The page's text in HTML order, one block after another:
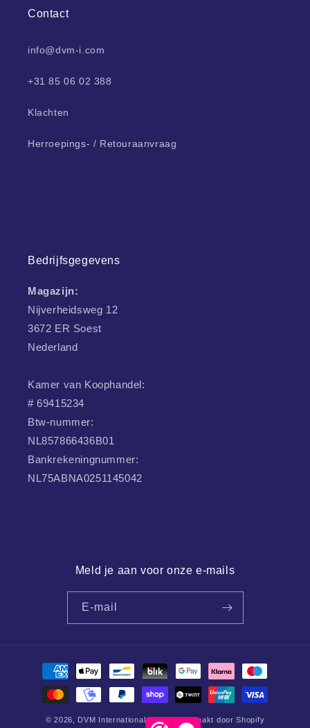
Contact
info@dvm-i.com
+31 85 06 02 388
Klachten
Herroepings- / Retouraanvraag
Bedrijfsgegevens
Magazijn:
Nijverheidsweg 12
3672 ER Soest
Nederland
Kamer van Koophandel:
# 69415234
Btw-nummer:
NL857866436B01
Bankrekeningnummer:
NL75ABNA0251145042
Meld je aan voor onze e-mails
E-mail
Betaalmethoden
© 2026, DVM International Mogelijk gemaakt door Shopify